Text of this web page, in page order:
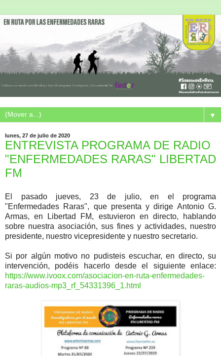
▼
lunes, 27 de julio de 2020
ENTREVISTA PROGRAMA DE RADIO
"ENFERMEDADES RARAS" LIBERTAD
FM
El pasado jueves, 23 de julio, en el programa
"Enfermedades Raras", que presenta y dirige Antonio G.
Armas, en Libertad FM, estuvieron en directo, hablando
sobre nuestra asociación, sus fines y actividades, nuestro
presidente, nuestro vicepresidente y nuestro secretario.
Si por algún motivo no pudisteis escuchar, en directo, su
intervención, podéis hacerlo desde el siguiente enlace:
https://www.ivoox.com/asociacion-en-ruta-enfermedades-
raras-audios-mp3_rf_54331396_1.html